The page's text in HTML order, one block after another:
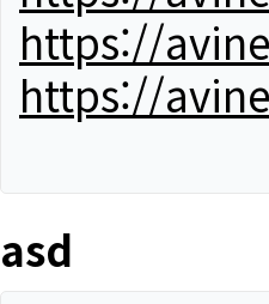
https://
https://
asd